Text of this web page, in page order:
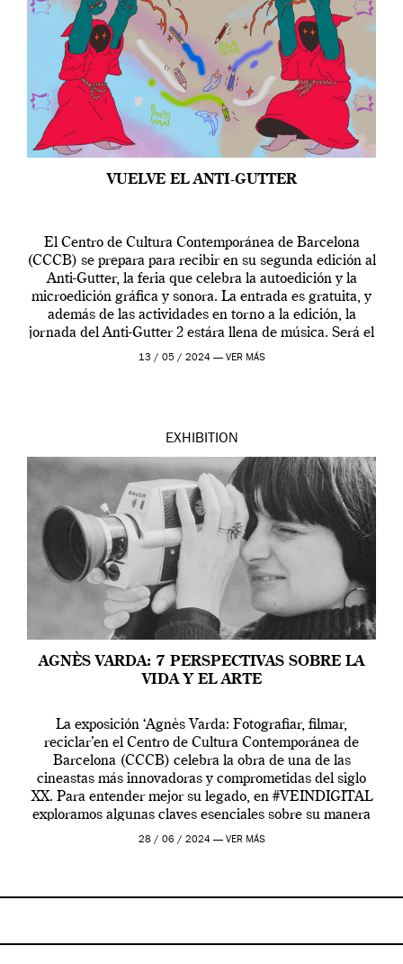
VUELVE EL ANTI-GUTTER
El Centro de Cultura Contemporánea de Barcelona
(CCCB) se prepara para recibir en su segunda edición al
Anti-Gutter, la feria que celebra la autoedición y la
microedición gráfica y sonora. La entrada es gratuita, y
además de las actividades en torno a la edición, la
jornada del Anti-Gutter 2 estára llena de música. Será el
[…]
13 / 05 / 2024 — VER MÁS
EXHIBITION
AGNÈS VARDA: 7 PERSPECTIVAS SOBRE LA
VIDA Y EL ARTE
La exposición ‘Agnès Varda: Fotografiar, filmar,
reciclar’en el Centro de Cultura Contemporánea de
Barcelona (CCCB) celebra la obra de una de las
cineastas más innovadoras y comprometidas del siglo
XX. Para entender mejor su legado, en #VEINDIGITAL
exploramos algunas claves esenciales sobre su manera
de entender la vida, el cine y el arte contemporáneo.
28 / 06 / 2024 — VER MÁS